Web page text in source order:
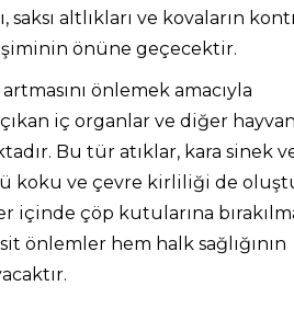
altlıkları ve kovaların
önüne geçecektir.
önlemek amacıyla
iç organlar ve diğer
Bu tür atıklar, kara sinek
koku ve çevre kirliliği de
içinde çöp kutularına
önlemler hem halk sağlığının